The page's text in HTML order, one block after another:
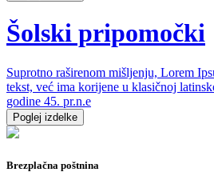
Šolski pripomočki
Suprotno raširenom mišljenju, Lorem
tekst, već ima korijene u klasičnoj
godine 45. pr.n.e
Poglej izdelke
Brezplačna poštnina